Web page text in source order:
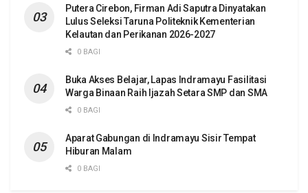
Putera Cirebon, Firman Adi Saputra Dinyatakan
Lulus Seleksi Taruna Politeknik Kementerian
Kelautan dan Perikanan 2026-2027
0 BAGI
Buka Akses Belajar, Lapas Indramayu Fasilitasi
Warga Binaan Raih Ijazah Setara SMP dan SMA
0 BAGI
Aparat Gabungan di Indramayu Sisir Tempat
Hiburan Malam
0 BAGI